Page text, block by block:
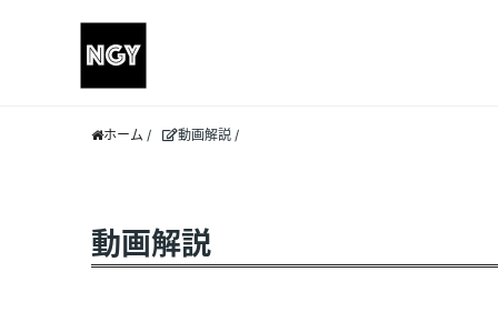
ホーム / 動画解説 /
動画解説